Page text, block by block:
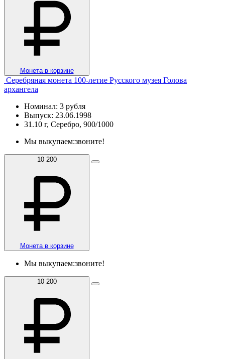
Монета в корзине
Серебряная монета 100-летие Русского музея Голова
архангела
Номинал: 3 рубля
Выпуск: 23.06.1998
31.10 г, Серебро, 900/1000
Мы выкупаем:звоните!
10 200
Монета в корзине
Мы выкупаем:звоните!
10 200